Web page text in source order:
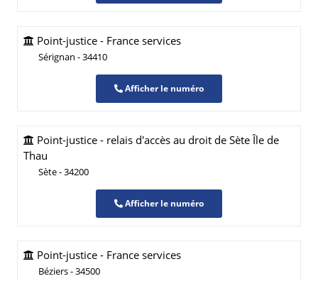
Point-justice - France services
Sérignan - 34410
Afficher le numéro
Point-justice - relais d'accès au droit de Sète Île de
Thau
Sète - 34200
Afficher le numéro
Point-justice - France services
Béziers - 34500